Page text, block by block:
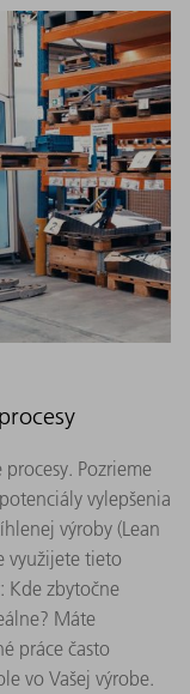
Pozrieme
vylepšenia
výroby (Lean
využijete tieto
Kde zbytočne
Máte
práce často
vo Vašej výrobe.